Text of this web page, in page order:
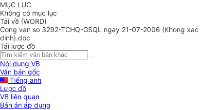
MỤC LỤC
Không có mục lục
Tải về (WORD)
Cong van so 3292-TCHQ-GSQL ngay 21-07-2006 (Khong xac
dinh).doc
Tải lược đồ
Nội dung VB
Văn bản gốc
Tiếng anh
Lược đồ
VB liên quan
Bản án áp dụng